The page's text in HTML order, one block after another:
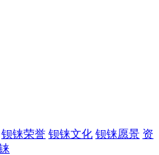
钡铼荣誉 钡铼文化 钡铼愿景 资